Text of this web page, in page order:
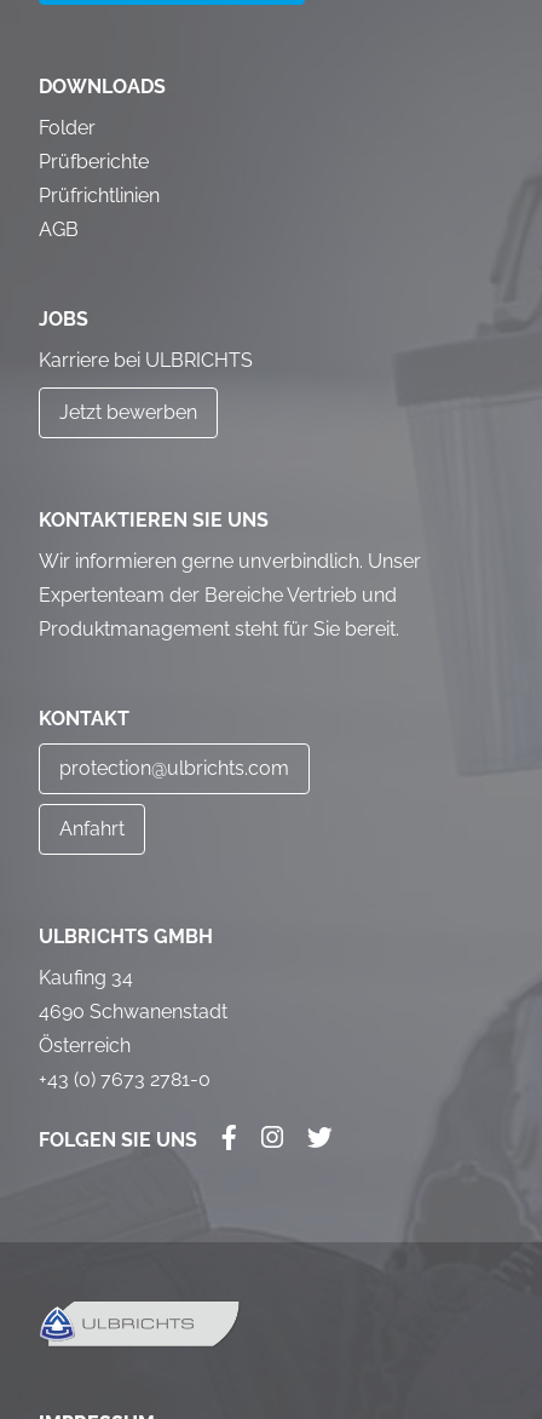
DOWNLOADS
Folder
Prüfberichte
Prüfrichtlinien
AGB
JOBS
Karriere bei ULBRICHTS
Jetzt bewerben
KONTAKTIEREN SIE UNS
Wir informieren gerne unverbindlich. Unser
Expertenteam der Bereiche Vertrieb und
Produktmanagement steht für Sie bereit.
KONTAKT
protection@ulbrichts.com
Anfahrt
ULBRICHTS GMBH
Kaufing 34
4690 Schwanenstadt
Österreich
+43 (0) 7673 2781-0
FOLGEN SIE UNS